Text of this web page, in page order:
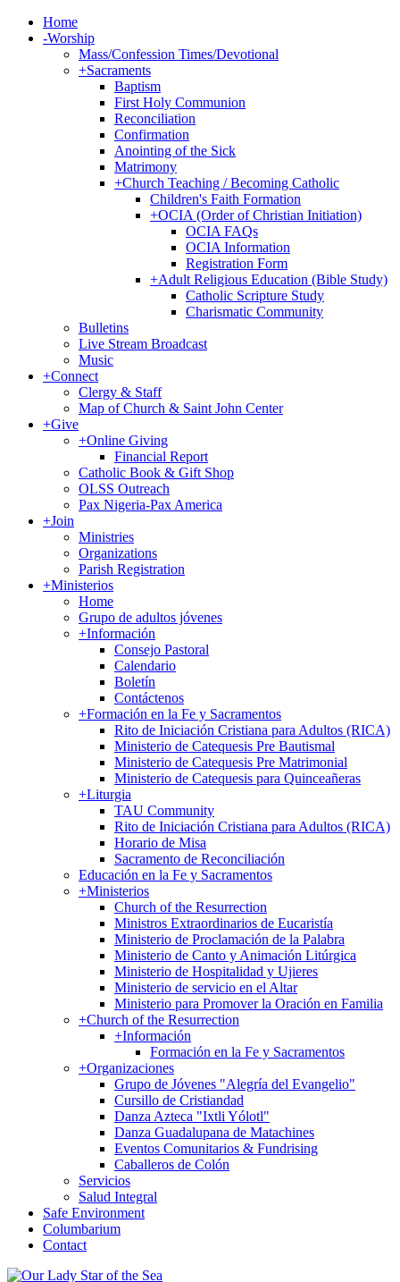
Home
-Worship
Mass/Confession Times/Devotional
+Sacraments
Baptism
First Holy Communion
Reconciliation
Confirmation
Anointing of the Sick
Matrimony
+Church Teaching / Becoming Catholic
Children's Faith Formation
+OCIA (Order of Christian Initiation)
OCIA FAQs
OCIA Information
Registration Form
+Adult Religious Education (Bible Study)
Catholic Scripture Study
Charismatic Community
Bulletins
Live Stream Broadcast
Music
+Connect
Clergy & Staff
Map of Church & Saint John Center
+Give
+Online Giving
Financial Report
Catholic Book & Gift Shop
OLSS Outreach
Pax Nigeria-Pax America
+Join
Ministries
Organizations
Parish Registration
+Ministerios
Home
Grupo de adultos jóvenes
+Información
Consejo Pastoral
Calendario
Boletín
Contáctenos
+Formación en la Fe y Sacramentos
Rito de Iniciación Cristiana para Adultos (RICA)
Ministerio de Catequesis Pre Bautismal
Ministerio de Catequesis Pre Matrimonial
Ministerio de Catequesis para Quinceañeras
+Liturgia
TAU Community
Rito de Iniciación Cristiana para Adultos (RICA)
Horario de Misa
Sacramento de Reconciliación
Educación en la Fe y Sacramentos
+Ministerios
Church of the Resurrection
Ministros Extraordinarios de Eucaristía
Ministerio de Proclamación de la Palabra
Ministerio de Canto y Animación Litúrgica
Ministerio de Hospitalidad y Ujieres
Ministerio de servicio en el Altar
Ministerio para Promover la Oración en Familia
+Church of the Resurrection
+Información
Formación en la Fe y Sacramentos
+Organizaciones
Grupo de Jóvenes "Alegría del Evangelio"
Cursillo de Cristiandad
Danza Azteca "Ixtli Yólotl"
Danza Guadalupana de Matachines
Eventos Comunitarios & Fundrising
Caballeros de Colón
Servicios
Salud Integral
Safe Environment
Columbarium
Contact